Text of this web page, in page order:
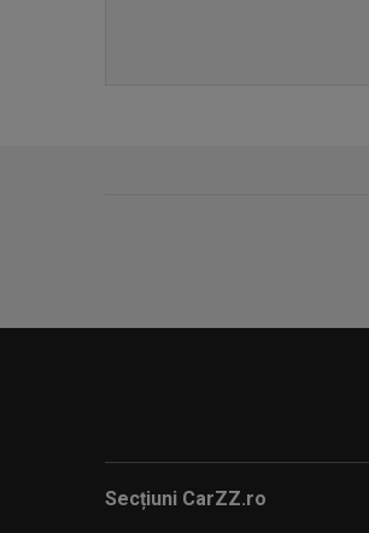
Secțiuni CarZZ.ro